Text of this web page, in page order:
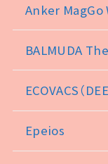
Anker
BALMUDA
ECOVACS（
Epeios